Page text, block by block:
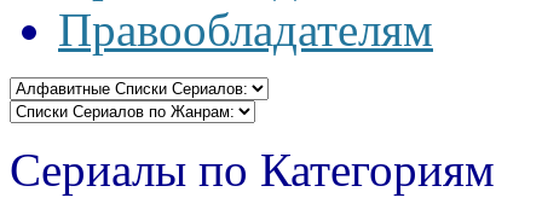
Правообладателям
Сериалы по Категориям